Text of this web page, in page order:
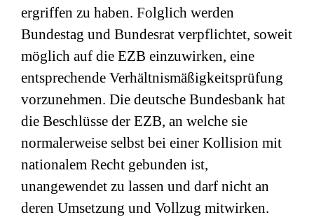
ergriffen zu haben. Folglich werden
Bundestag und Bundesrat verpflichtet, soweit
möglich auf die EZB einzuwirken, eine
entsprechende Verhältnismäßigkeitsprüfung
vorzunehmen. Die deutsche Bundesbank hat
die Beschlüsse der EZB, an welche sie
normalerweise selbst bei einer Kollision mit
nationalem Recht gebunden ist,
unangewendet zu lassen und darf nicht an
deren Umsetzung und Vollzug mitwirken.